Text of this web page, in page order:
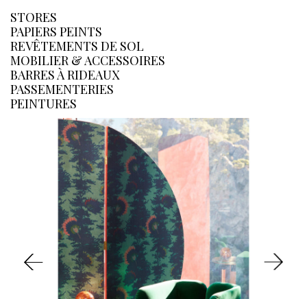
STORES
PAPIERS PEINTS
REVÊTEMENTS DE SOL
MOBILIER & ACCESSOIRES
BARRES À RIDEAUX
PASSEMENTERIES
PEINTURES